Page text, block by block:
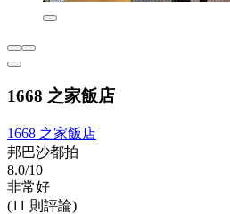
1668 之家飯店
1668 之家飯店
邦巴沙都拍
8.0/10
非常好
(11 則評論)